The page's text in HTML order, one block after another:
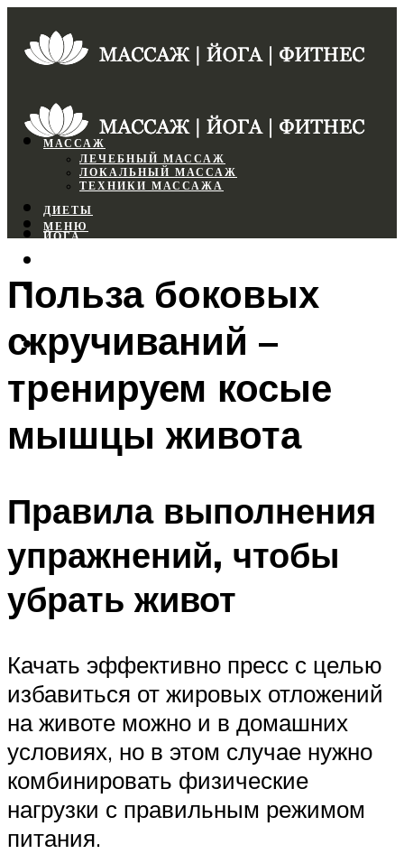
МАССАЖ
ЛЕЧЕБНЫЙ МАССАЖ
ЛОКАЛЬНЫЙ МАССАЖ
ТЕХНИКИ МАССАЖА
ДИЕТЫ
ЙОГА
ФИТНЕС
МЕНЮ
МЕНЮ
Польза боковых
скручиваний –
тренируем косые
мышцы живота
Правила выполнения
упражнений, чтобы
убрать живот
Качать эффективно пресс с целью
избавиться от жировых отложений
на животе можно и в домашних
условиях, но в этом случае нужно
комбинировать физические
нагрузки с правильным режимом
питания.